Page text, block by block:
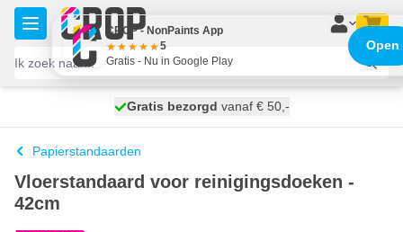
Ga naar de inhoud
maandag bezorgd
Gratis bezorgd vanaf € 50,-
100 dagen
Papierstandaarden
Vloerstandaard voor reinigingsdoeken -
42cm
CROP - NonPaints App
5
Gratis - Nu in Google Play
Open